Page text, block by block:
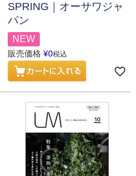
SPRING｜オーサワジャ
パン
NEW
販売価格 ¥0税込